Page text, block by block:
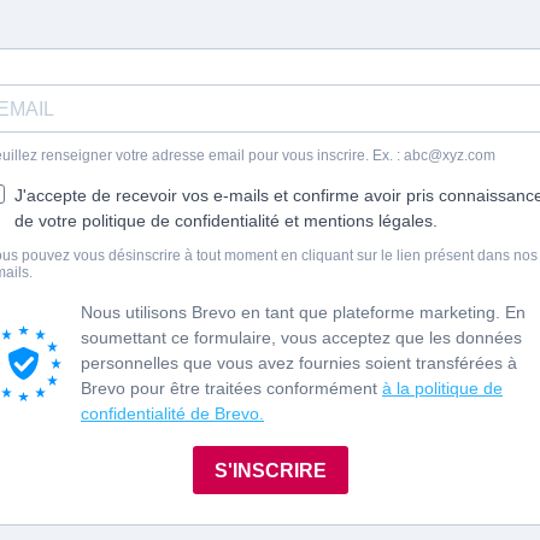
renseigner votre adresse email pour vous inscrire. Ex. : abc@xyz.com
J'accepte de recevoir vos e-mails et confirme avoir pris
de votre politique de confidentialité et mentions légales.
pouvez vous désinscrire à tout moment en cliquant sur le lien présent dans nos
Nous utilisons Brevo en tant que plateforme marketing. En
soumettant ce formulaire, vous acceptez que les données
personnelles que vous avez fournies soient transférées à
Brevo pour être traitées conformément à la politique de
confidentialité de Brevo.
S'INSCRIRE